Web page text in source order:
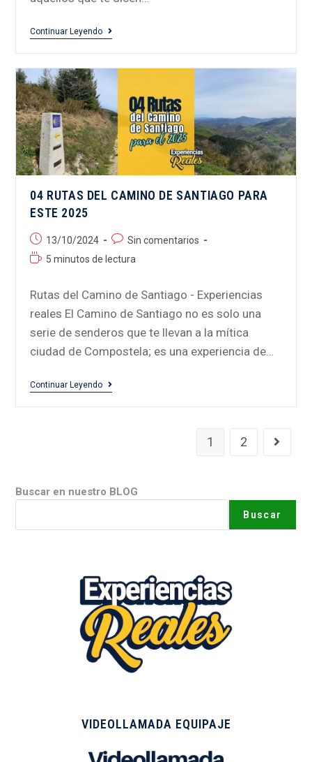
Continuar Leyendo
04 RUTAS DEL CAMINO DE SANTIAGO PARA
ESTE 2025
13/10/2024
Sin comentarios
5 minutos de lectura
Rutas del Camino de Santiago - Experiencias
reales El Camino de Santiago no es solo una
serie de senderos que te llevan a la mítica
ciudad de Compostela; es una experiencia de…
Continuar Leyendo
1 2
Buscar en nuestro BLOG
Buscar
VIDEOLLAMADA EQUIPAJE